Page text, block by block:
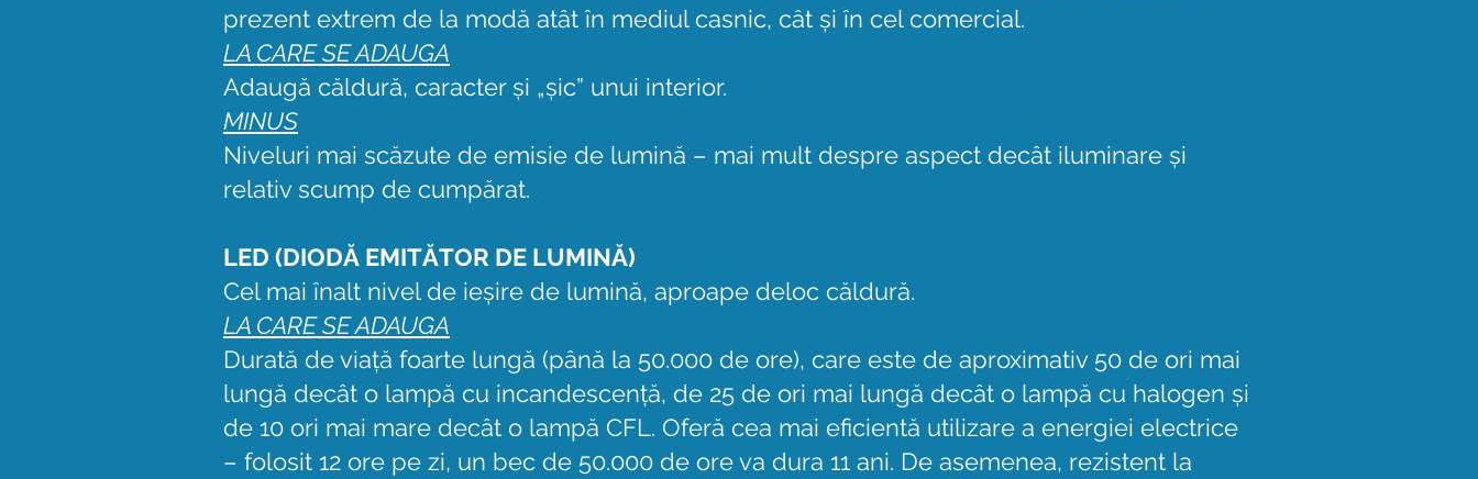
prezent extrem de la modă atât în mediul casnic, cât și în cel comercial.
LA CARE SE ADAUGA
Adaugă căldură, caracter și „șic” unui interior.
MINUS
Niveluri mai scăzute de emisie de lumină – mai mult despre aspect decât iluminare și
relativ scump de cumpărat.
LED (DIODĂ EMITĂTOR DE LUMINĂ)
Cel mai înalt nivel de ieșire de lumină, aproape deloc căldură.
LA CARE SE ADAUGA
Durată de viață foarte lungă (până la 50.000 de ore), care este de aproximativ 50 de ori mai
lungă decât o lampă cu incandescență, de 25 de ori mai lungă decât o lampă cu halogen și
de 10 ori mai mare decât o lampă CFL. Oferă cea mai eficientă utilizare a energiei electrice
– folosit 12 ore pe zi, un bec de 50.000 de ore va dura 11 ani. De asemenea, rezistent la